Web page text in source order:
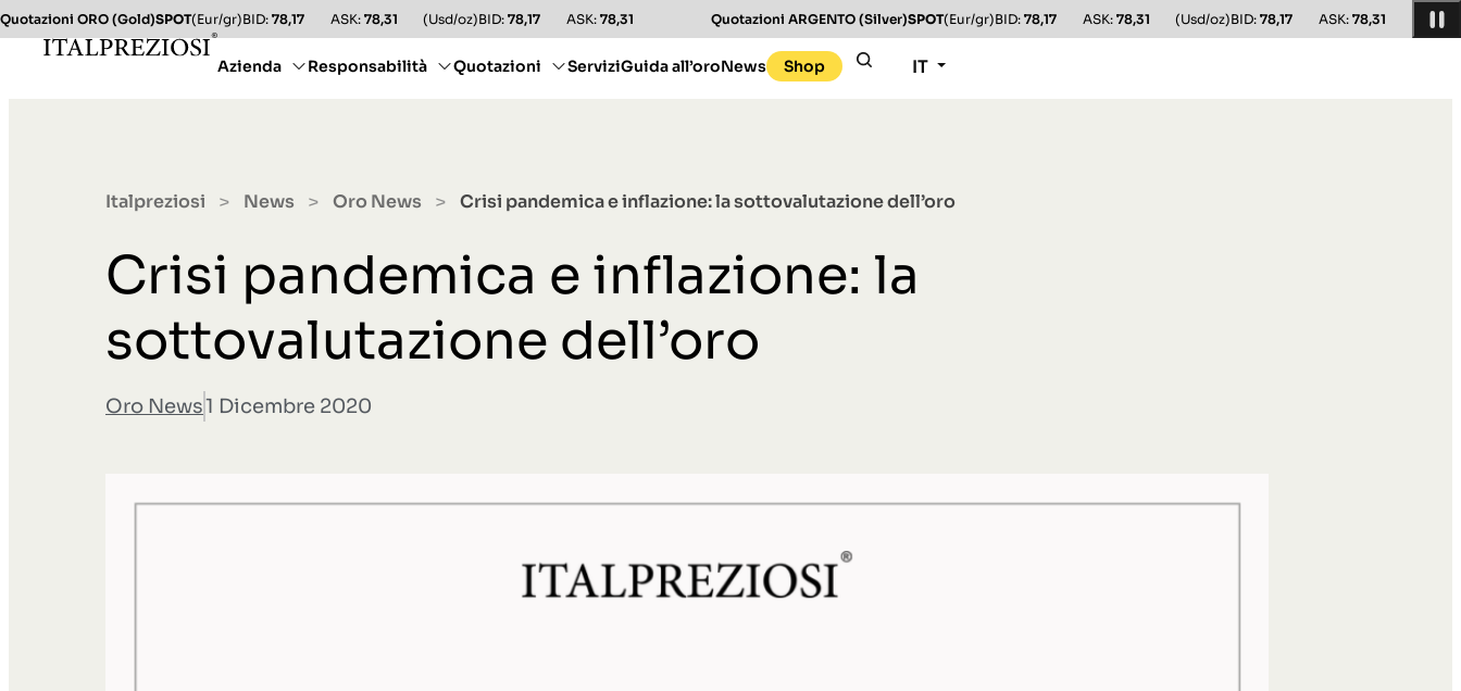
Quotazioni ORO (Gold)SPOT(Eur/gr)BID: 78,17 ASK: 78,31 (Usd/oz)BID: 78,17 ASK: 78,31 Quotazioni ARGENTO (Silver)SPOT(Eur/gr)BID: 78,17 ASK: 78,31 (Usd/oz)BID: 78,17 ASK: 78,31
Azienda Responsabilità Quotazioni ServiziGuida all’oroNews Shop IT
Italpreziosi > News > Oro News > Crisi pandemica e inflazione: la sottovalutazione dell’oro
Crisi pandemica e inflazione: la
sottovalutazione dell’oro
Oro News1 Dicembre 2020